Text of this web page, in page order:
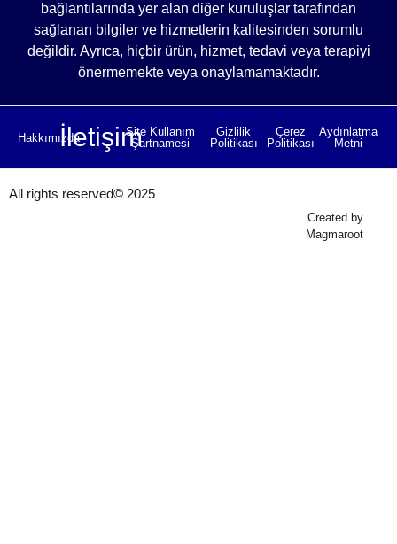
bağlantılarında yer alan diğer kuruluşlar tarafından
sağlanan bilgiler ve hizmetlerin kalitesinden sorumlu
değildir. Ayrıca, hiçbir ürün, hizmet, tedavi veya terapiyi
önermemekte veya onaylamamaktadır.
HakkımızdaİletişimSite Kullanım
Şartnamesi
Gizlilik
Politikası
Çerez
Politikası
Aydınlatma
Metni
All rights reserved© 2025
Created by
Magmaroot